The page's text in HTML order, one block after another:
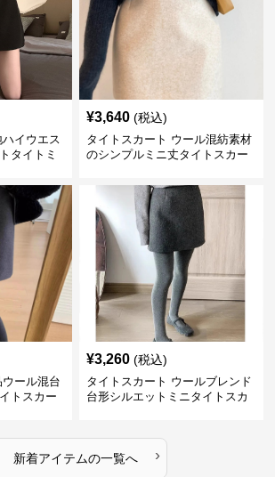
イウエス
タイトミ
¥3,640 (税込)
タイトスカート ウール混紡素材
のシンプルミニ丈タイトスカー
ール混台
トスカー
¥3,260 (税込)
タイトスカート ウールブレンド
台形シルエットミニタイトスカ
新着アイテムの一覧へ ›